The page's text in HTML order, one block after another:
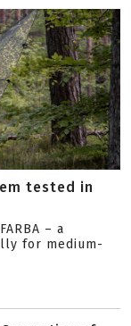
tested in
– a
for medium-